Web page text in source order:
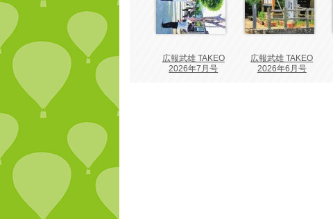
広報武雄 TAKEO
2026年7月号
広報武雄 TAKEO
2026年6月号